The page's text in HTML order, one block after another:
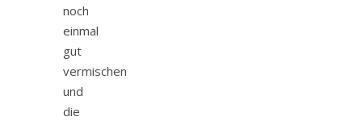
noch
einmal
gut
vermischen
und
die